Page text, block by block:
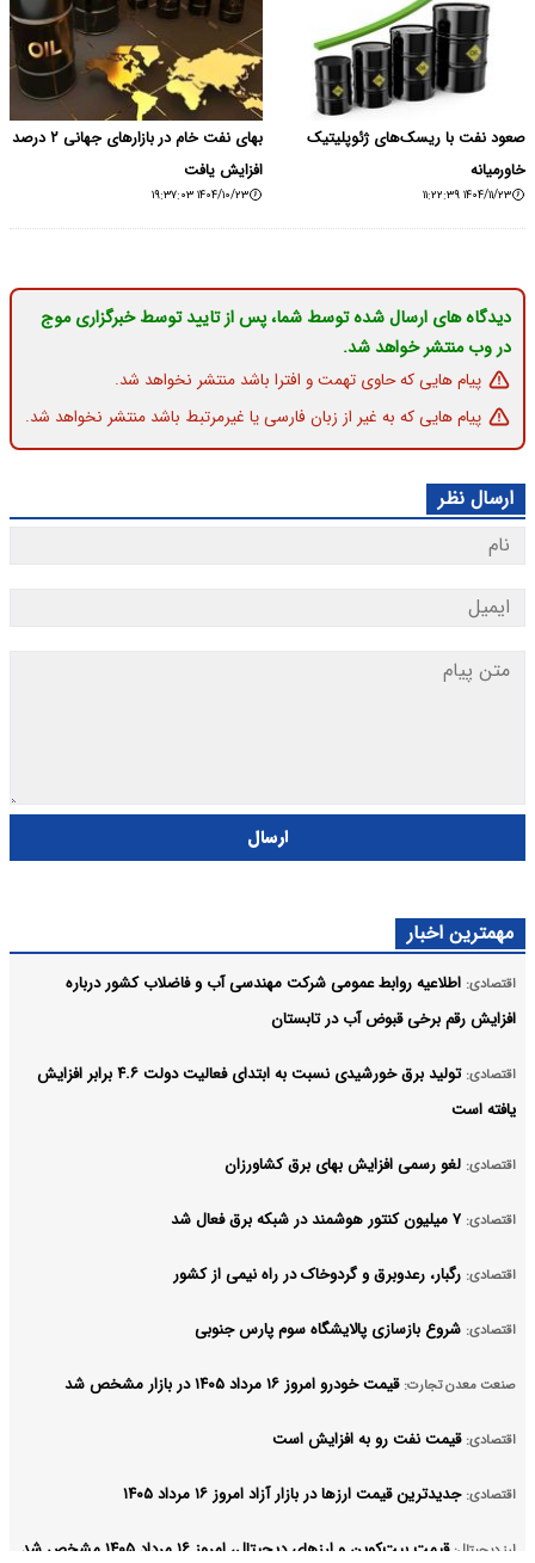
صعود نفت با ریسک‌های ژئوپلیتیک
خاورمیانه
۱۴۰۴/۱۱/۲۳ ۱۱:۲۲:۳۹
بهای نفت خام در بازارهای جهانی ۲ درصد
افزایش یافت
۱۴۰۴/۱۰/۲۳ ۱۹:۳۷:۰۳
دیدگاه های ارسال شده توسط شما، پس از تایید توسط خبرگزاری موج
در وب منتشر خواهد شد.
پیام هایی که حاوی تهمت و افترا باشد منتشر نخواهد شد.
پیام هایی که به غیر از زبان فارسی یا غیرمرتبط باشد منتشر نخواهد شد.
ارسال نظر
ارسال
مهمترین اخبار
اقتصادی: اطلاعیه روابط عمومی شرکت مهندسی آب و فاضلاب کشور درباره
افزایش رقم برخی قبوض آب در تابستان
اقتصادی:
تولید برق خورشیدی نسبت به ابتدای فعالیت دولت ۴.۶ برابر افزایش
یافته است
اقتصادی: لغو رسمی افزایش بهای برق کشاورزان
اقتصادی: ۷ میلیون کنتور هوشمند در شبکه برق فعال شد
اقتصادی: رگبار، رعدوبرق و گردوخاک در راه نیمی از کشور
اقتصادی: شروع بازسازی پالایشگاه سوم پارس جنوبی
صنعت معدن تجارت: قیمت خودرو امروز ۱۶ مرداد ۱۴۰۵ در بازار مشخص شد
اقتصادی: قیمت نفت رو به افزایش است
اقتصادی: جدیدترین قیمت ارزها در بازار آزاد امروز ۱۶ مرداد ۱۴۰۵
ارز دیجیتال: قیمت بیت‌کوین و ارز‌های دیجیتال، امروز ۱۶ مرداد ۱۴۰۵ مشخص شد